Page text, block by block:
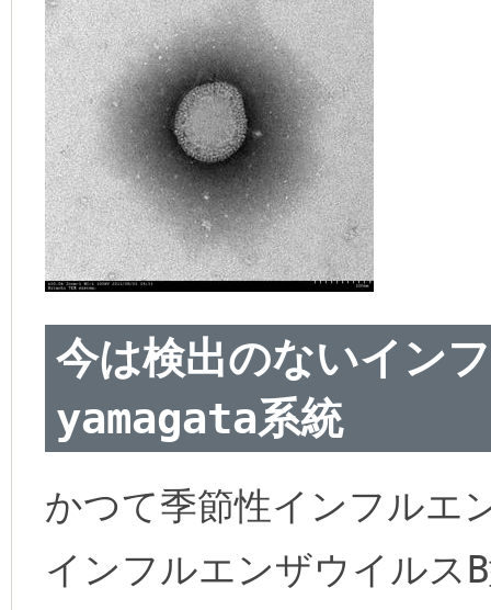
今は検出のないイン
yamagata系統
かつて季節性インフルエ
インフルエンザウイルス